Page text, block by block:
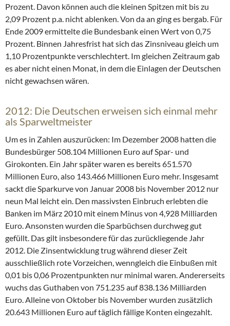
Prozent. Davon können auch die kleinen Spitzen mit bis zu
2,09 Prozent p.a. nicht ablenken. Von da an ging es bergab. Für
Ende 2009 ermittelte die Bundesbank einen Wert von 0,75
Prozent. Binnen Jahresfrist hat sich das Zinsniveau gleich um
1,10 Prozentpunkte verschlechtert. Im gleichen Zeitraum gab
es aber nicht einen Monat, in dem die Einlagen der Deutschen
nicht gewachsen wären.
2012: Die Deutschen erweisen sich einmal mehr
als Sparweltmeister
Um es in Zahlen auszurücken: Im Dezember 2008 hatten die
Bundesbürger 508.104 Millionen Euro auf Spar- und
Girokonten. Ein Jahr später waren es bereits 651.570
Millionen Euro, also 143.466 Millionen Euro mehr. Insgesamt
sackt die Sparkurve von Januar 2008 bis November 2012 nur
neun Mal leicht ein. Den massivsten Einbruch erlebten die
Banken im März 2010 mit einem Minus von 4,928 Milliarden
Euro. Ansonsten wurden die Sparbüchsen durchweg gut
gefüllt. Das gilt insbesondere für das zurückliegende Jahr
2012. Die Zinsentwicklung trug während dieser Zeit
ausschließlich rote Vorzeichen, wenngleich die Einbußen mit
0,01 bis 0,06 Prozentpunkten nur minimal waren. Andererseits
wuchs das Guthaben von 751.235 auf 838.136 Milliarden
Euro. Alleine von Oktober bis November wurden zusätzlich
20.643 Millionen Euro auf täglich fällige Konten eingezahlt.